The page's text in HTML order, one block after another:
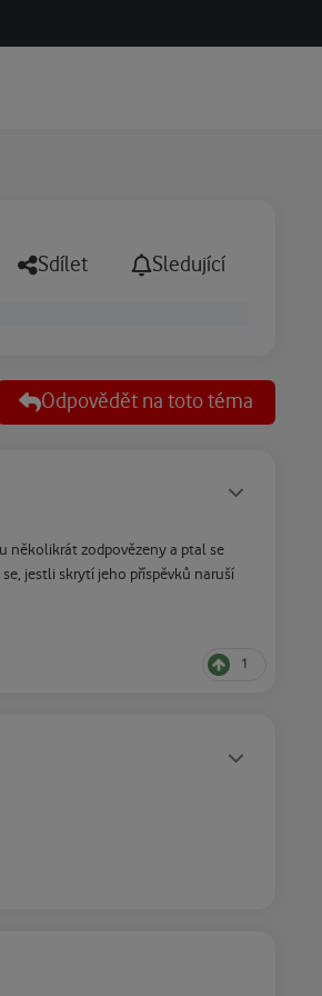
Sdílet Sledující
Odpovědět na toto téma
několikrát zodpovězeny a ptal se
jestli skrytí jeho příspěvků naruší
1